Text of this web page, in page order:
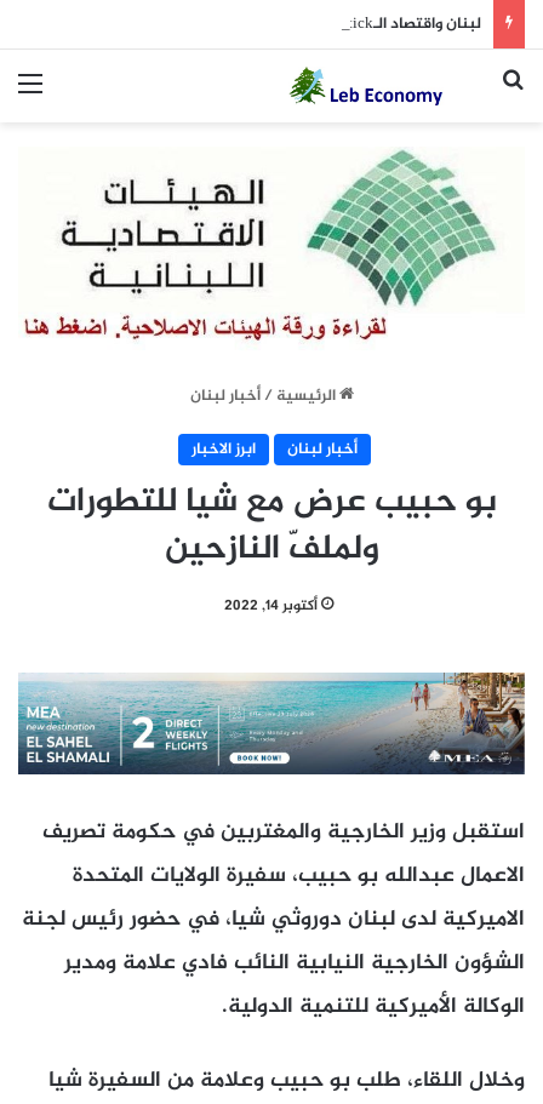
بحث عن
الرئيسية / أخبار لبنان
أخبار لبنان
ابرز الاخبار
بو حبيب عرض مع شيا للتطورات
ولملفّ النازحين
أكتوبر 14, 2022
استقبل وزير الخارجية والمغتربين في حكومة تصريف
الاعمال عبدالله بو حبيب، سفيرة الولايات المتحدة
الاميركية لدى لبنان دوروثي شيا، في حضور رئيس لجنة
الشؤون الخارجية النيابية النائب فادي علامة ومدير
الوكالة الأميركية للتنمية الدولية.
وخلال اللقاء، طلب بو حبيب وعلامة من السفيرة شيا